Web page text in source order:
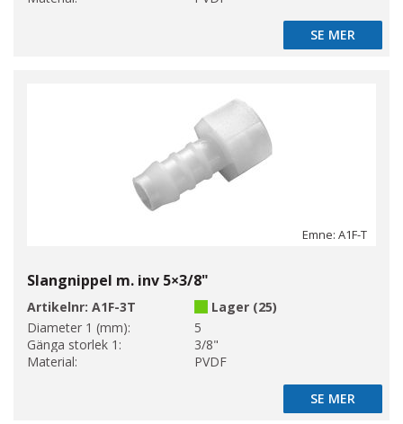
SE MER
SE MER
Emne: A1F-T
Slangnippel m. inv 5×3/8"
Artikelnr: A1F-3T
Lager (25)
Diameter 1 (mm):
5
Gänga storlek 1:
3/8"
Material:
PVDF
SE MER
SE MER